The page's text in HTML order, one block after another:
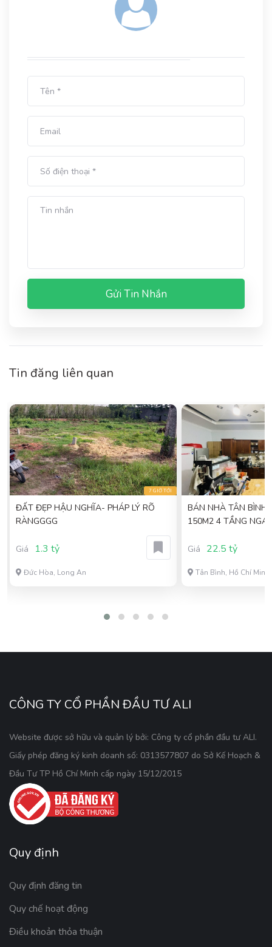
Gửi Tin Nhắn
Tin đăng liên quan
7 GIỜ TỚI
ĐẤT ĐẸP HẬU NGHĨA- PHÁP LÝ RÕ
RÀNGGGG
Giá 1.3 tỷ
Đức Hòa, Long An
BÁN NHÀ TÂN BÌNH
150M2 4 TẦNG
Giá
22.5 tỷ
Tân Bình, Hồ Chí Minh
CÔNG TY CỔ PHẦN ĐẦU TƯ ALI
Website được sở hữu và quản lý bởi: Công ty cổ phần đầu tư ALI.
Giấy phép đăng ký kinh doanh số: 0313577807 do Sở Kế Hoạch &
Đầu Tư TP Hồ Chí Minh cấp ngày 15/12/2015
Quy định
Quy định đăng tin
Quy chế hoạt động
Điều khoản thỏa thuận